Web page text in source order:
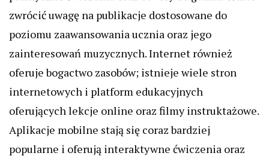
zwrócić uwagę na publikacje dostosowane do
poziomu zaawansowania ucznia oraz jego
zainteresowań muzycznych. Internet również
oferuje bogactwo zasobów; istnieje wiele stron
internetowych i platform edukacyjnych
oferujących lekcje online oraz filmy instruktażowe.
Aplikacje mobilne stają się coraz bardziej
popularne i oferują interaktywne ćwiczenia oraz